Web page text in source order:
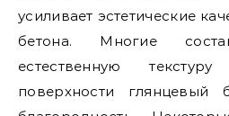
усиливает эстетические
бетона. Многие
естественную
поверхности глянцевый